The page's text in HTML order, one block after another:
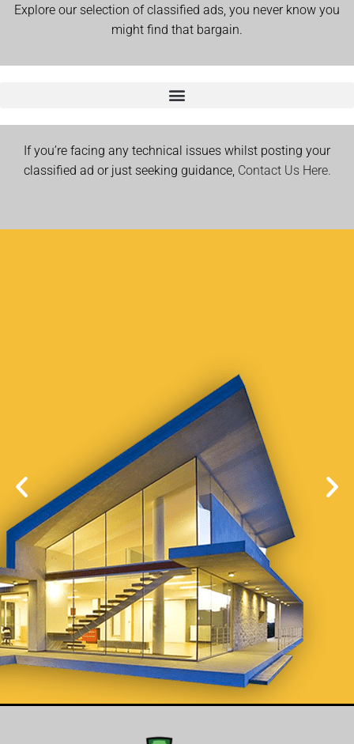
Explore our selection of classified ads, you never know you
might find that bargain.
If you’re facing any technical issues whilst posting your
classified ad or just seeking guidance, Contact Us Here.